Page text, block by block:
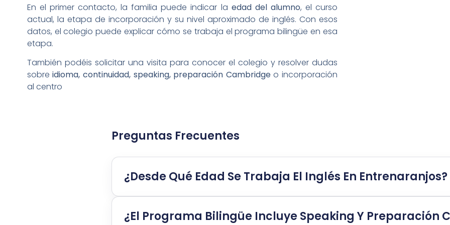
En el primer contacto, la familia puede indicar la edad del alumno, el curso
actual, la etapa de incorporación y su nivel aproximado de inglés. Con esos
datos, el colegio puede explicar cómo se trabaja el programa bilingüe en esa
etapa.
También podéis solicitar una visita para conocer el colegio y resolver dudas
sobreidioma, continuidad, speaking, preparación Cambridgeo incorporación
al centro
Preguntas Frecuentes
¿Desde Qué Edad Se Trabaja El Inglés En Entrenaranjos?
¿El Programa Bilingüe Incluye Speaking Y Preparación